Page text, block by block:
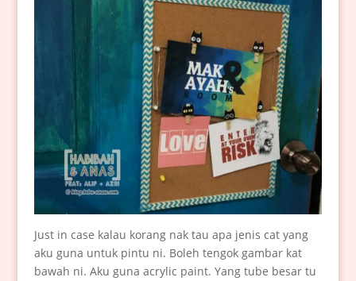
Just in case kalau korang nak tau apa jenis cat yang
aku guna untuk pintu ni. Boleh tengok gambar kat
bawah ni. Aku guna acrylic paint. Yang tube besar tu